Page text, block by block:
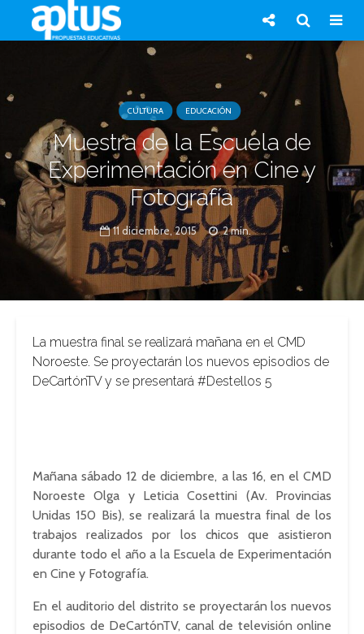
CULTURA EDUCACIÓN
Muestra de la Escuela de
Experimentación en Cine y
Fotografía
11 diciembre, 2015 2 min.
La muestra final se realizará mañana en el CMD
Noroeste. Se proyectarán los nuevos episodios de
DeCartónTV y se presentará #Destellos 5
Mañana sábado 12 de diciembre, a las 16, en el CMD
Noroeste Olga y Leticia Cosettini (Av. Provincias
Unidas 150 Bis), se realizará la muestra final de los
trabajos realizados por los chicos que asistieron
durante todo el año a la Escuela de Experimentación
en Cine y Fotografía.
En el auditorio del distrito se proyectarán los nuevos
episodios de DeCartónTV, canal de televisión online